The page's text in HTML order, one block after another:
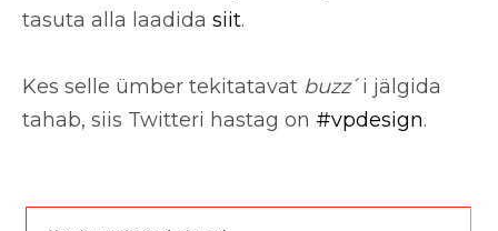
tasuta alla laadida siit.
Kes selle ümber tekitatavat buzz´i jälgida
tahab, siis Twitteri hastag on #vpdesign.